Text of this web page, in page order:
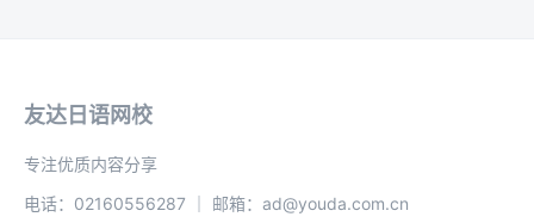
友达日语网校
专注优质内容分享
电话：02160556287 ｜ 邮箱：ad@youda.com.cn